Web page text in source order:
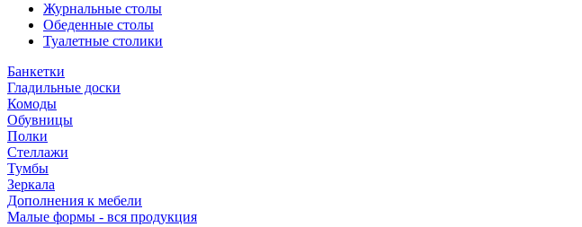
Журнальные столы
Обеденные столы
Туалетные столики
Банкетки
Гладильные доски
Комоды
Обувницы
Полки
Стеллажи
Тумбы
Зеркала
Дополнения к мебели
Малые формы - вся продукция